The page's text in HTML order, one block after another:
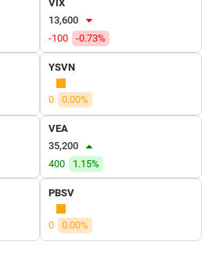
VIX
13,600
-100
-0.73%
YSVN
0 0.00%
VEA
35,200
400
1.15%
PBSV
0 0.00%